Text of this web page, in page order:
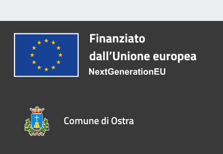
Comune di Ostra